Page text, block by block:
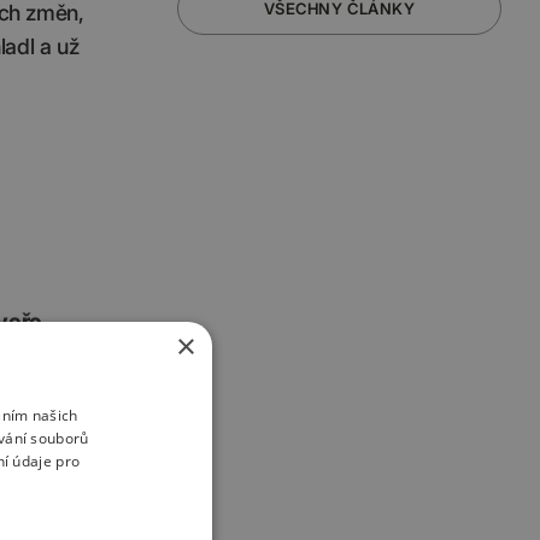
změn,
a už
VŠECHNY ČLÁNKY
×
našich
souborů
údaje pro